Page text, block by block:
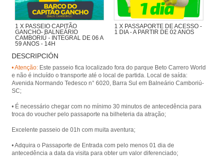
1 X PASSEIO CAPITÃO
GANCHO- BALNEÁRIO
CAMBORIÚ - INTEGRAL DE 06 A
59 ANOS - 14H
Navegando pela Orla de BC,
desembarcando na Praia de
Laranjeiras, com presença animada
de piratas.
1 X PASSAPORTE DE ACESSO -
1 DIA - A PARTIR DE 02 ANOS
DESCRIPCIÓN
• Atenção: Este passeio fica localizado fora do parque Beto Carrero World
e não é incluído o transporte até o local de partida. Local de saída:
Avenida Normando Tedesco n° 6020, Barra Sul em Balneário Camboriú-
SC;
• É necessário chegar com no mínimo 30 minutos de antecedência para
troca do voucher pelo passaporte na bilheteria da atração;
Excelente passeio de 01h com muita aventura;
• Adquira o Passaporte de Entrada com pelo menos 01 dia de
antecedência a data da visita para obter um valor diferenciado;